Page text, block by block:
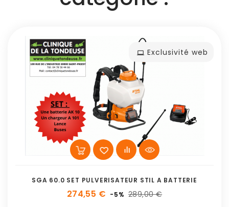
Exclusivité web
SGA 60.0 SET PULVERISATEUR STIL A BATTERIE
274,55 € -5% 289,00 €